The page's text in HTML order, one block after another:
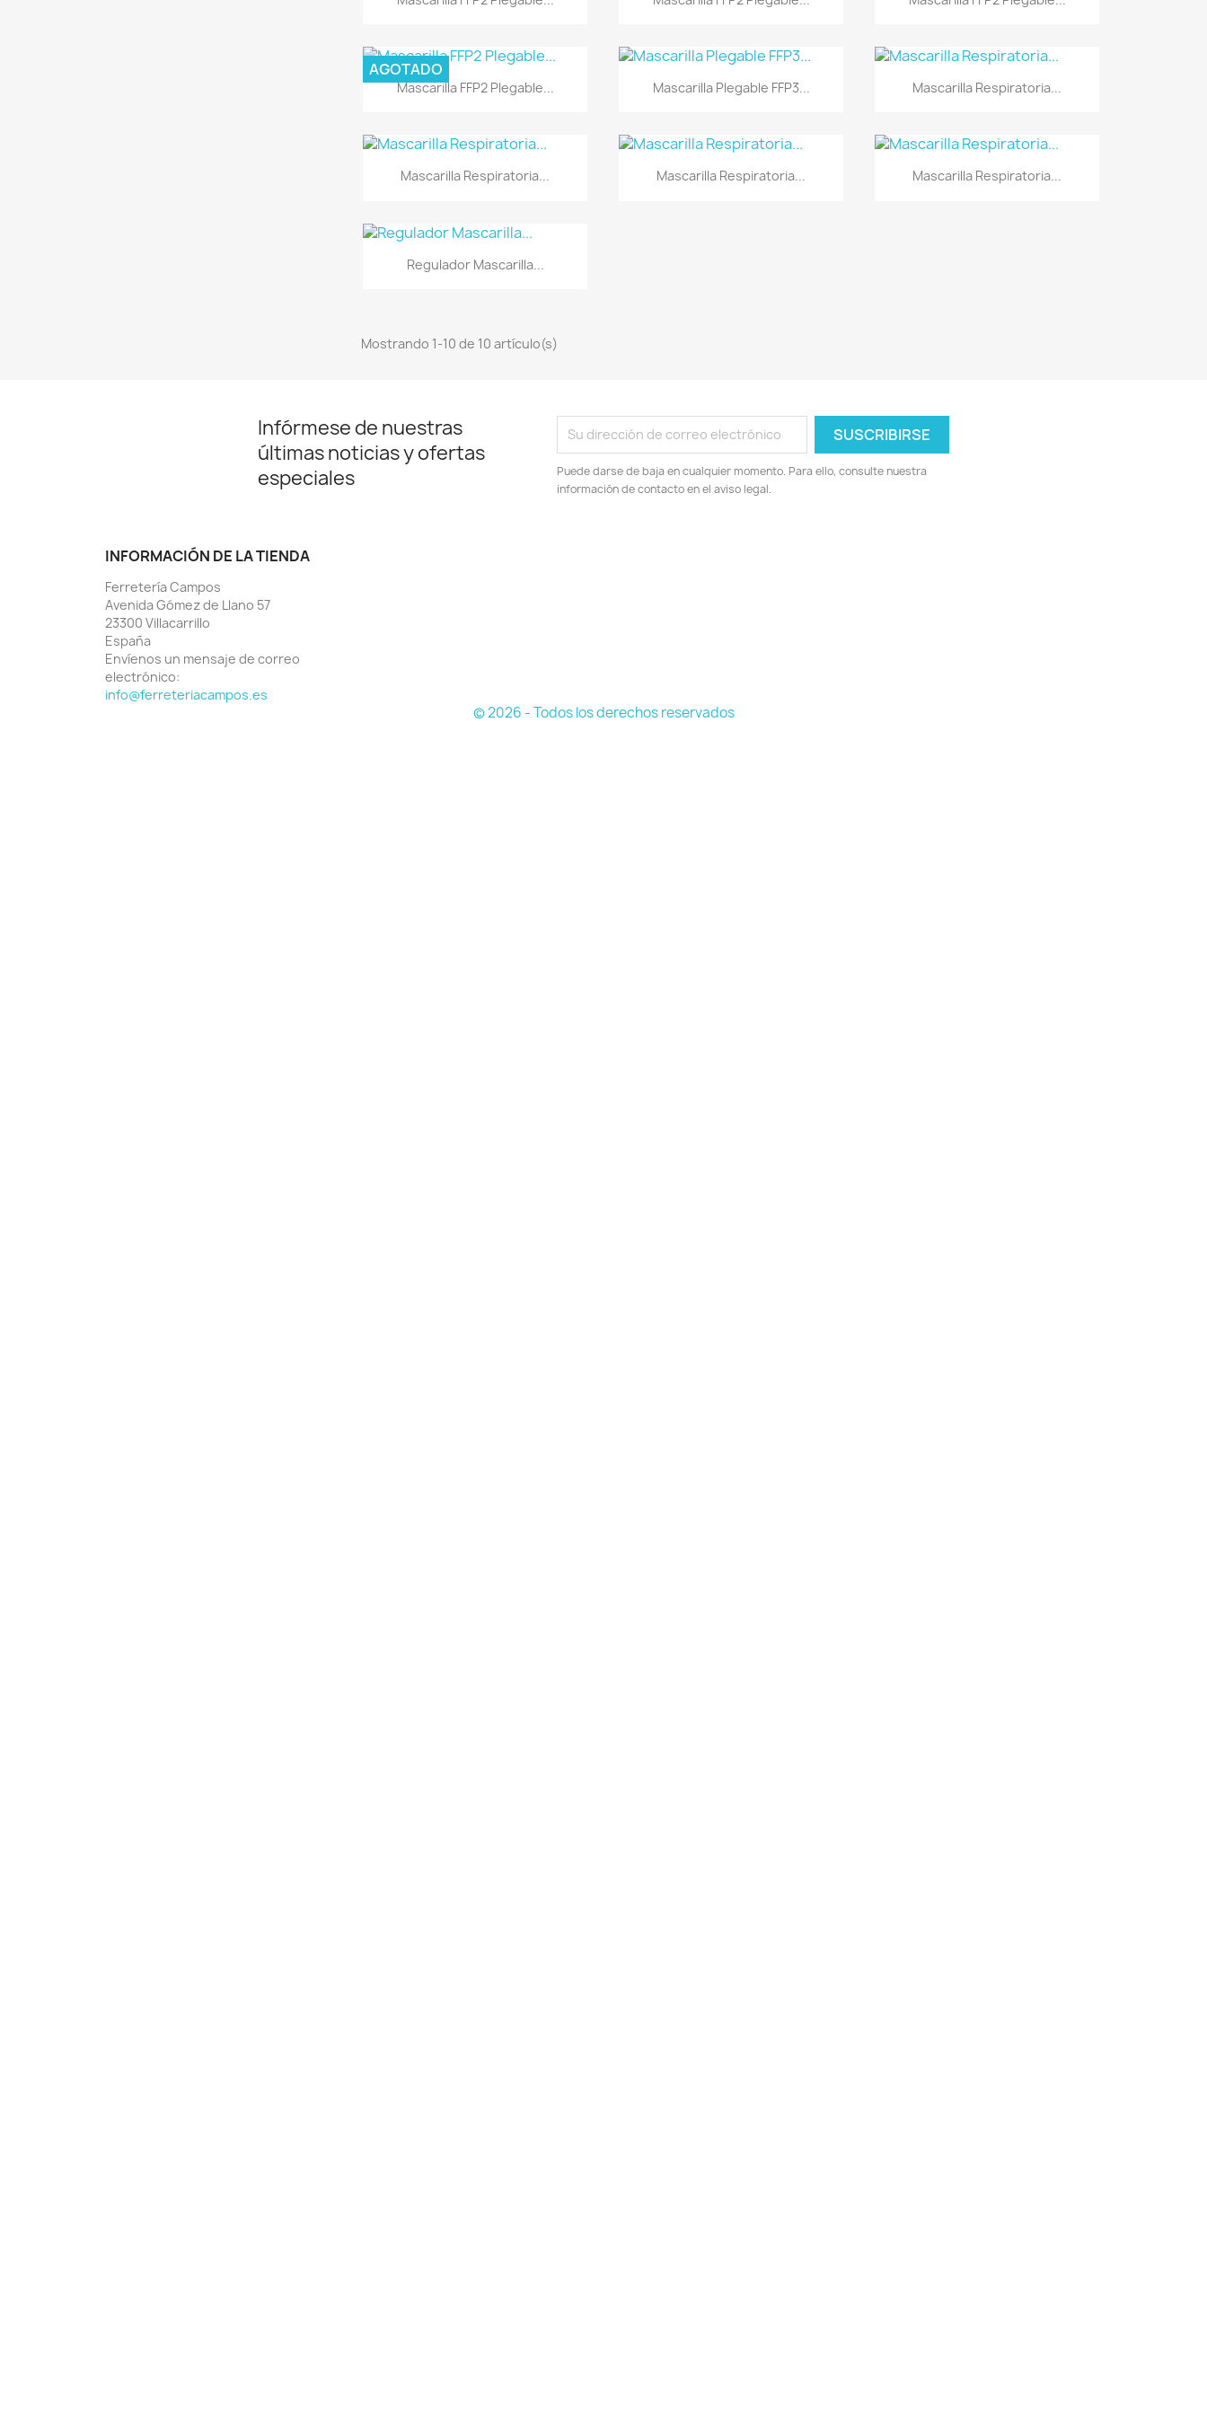
Vista rápida
Mascarilla FFP2 Plegable...
AGOTADO
Vista rápida
Mascarilla Plegable FFP3... Vista rápida
Mascarilla Respiratoria...
Vista rápida
Mascarilla Respiratoria... Vista rápida
Mascarilla Respiratoria... Vista rápida
Mascarilla Respiratoria...
Vista rápida
Regulador Mascarilla...
Mostrando 1-10 de 10 artículo(s)
Infórmese de nuestras
últimas noticias y ofertas
especiales
Puede darse de baja en cualquier momento. Para ello, consulte nuestra
información de contacto en el aviso legal.
INFORMACIÓN DE LA TIENDA
Ferretería Campos
Avenida Gómez de Llano 57
23300 Villacarrillo
España
Envíenos un mensaje de correo
electrónico:
info@ferreteriacampos.es
© 2026 - Todos los derechos reservados